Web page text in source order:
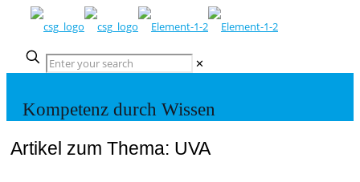
✕
Kompetenz durch Wissen
Artikel zum Thema: UVA